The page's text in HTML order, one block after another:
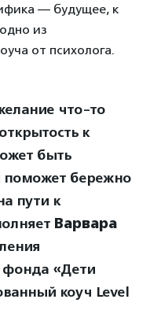
— будущее, к
из
от психолога.
что-то
к
быть
поможет бережно
пути к
Варвара
фонда «Дети
коуч Level